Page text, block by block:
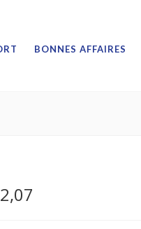
BONNES AFFAIRES